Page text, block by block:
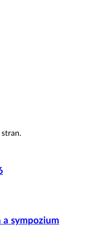
a sympozium